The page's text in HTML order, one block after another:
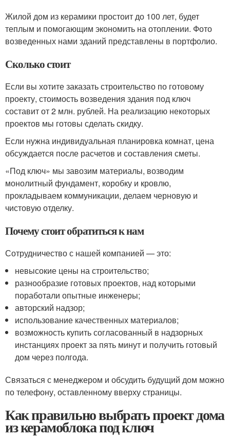
Жилой дом из керамики простоит до 100 лет, будет
теплым и помогающим экономить на отоплении. Фото
возведенных нами зданий представлены в портфолио.
Сколько стоит
Если вы хотите заказать строительство по готовому
проекту, стоимость возведения здания под ключ
составит от 2 млн. рублей. На реализацию некоторых
проектов мы готовы сделать скидку.
Если нужна индивидуальная планировка комнат, цена
обсуждается после расчетов и составления сметы.
«Под ключ» мы завозим материалы, возводим
монолитный фундамент, коробку и кровлю,
прокладываем коммуникации, делаем черновую и
чистовую отделку.
Почему стоит обратиться к нам
Сотрудничество с нашей компанией — это:
невысокие цены на строительство;
разнообразие готовых проектов, над которыми
поработали опытные инженеры;
авторский надзор;
использование качественных материалов;
возможность купить согласованный в надзорных
инстанциях проект за пять минут и получить готовый
дом через полгода.
Связаться с менеджером и обсудить будущий дом можно
по телефону, оставленному вверху страницы.
Как правильно выбрать проект дома
из керамоблока под ключ